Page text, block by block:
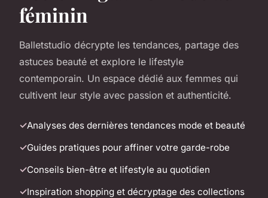
féminin
Balletstudio décrypte les tendances, partage des
astuces beauté et explore le lifestyle
contemporain. Un espace dédié aux femmes qui
cultivent leur style avec passion et authenticité.
Analyses des dernières tendances mode et beauté
Guides pratiques pour affiner votre garde-robe
Conseils bien-être et lifestyle au quotidien
Inspiration shopping et décryptage des collections